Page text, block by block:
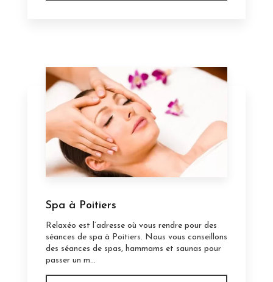
Spa à Poitiers
Relaxéo est l’adresse où vous rendre pour des
séances de spa à Poitiers. Nous vous conseillons
des séances de spas, hammams et saunas pour
passer un m...